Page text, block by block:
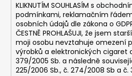
KLIKNUTÍM SOUHLASÍM s
podmínkami, reklamačním
osobních údajů dle zákona o
ČESTNĚ PROHLAŠUJI, že jsem
moji osobu nevztahuje omezení
výrobků a elektronických cigaret
379/2005 Sb. a následně
225/2006 Sb., č. 274/2008 Sb a č.